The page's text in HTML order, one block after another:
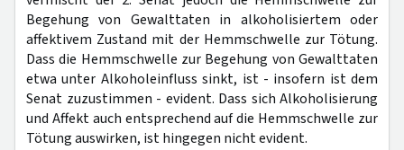
Begehung von Gewalttaten in alkoholisiertem oder
affektivem Zustand mit der Hemmschwelle zur Tötung.
Dass die Hemmschwelle zur Begehung von Gewalttaten
etwa unter Alkoholeinfluss sinkt, ist - insofern ist dem
Senat zuzustimmen - evident. Dass sich Alkoholisierung
und Affekt auch entsprechend auf die Hemmschwelle zur
Tötung auswirken, ist hingegen nicht evident.